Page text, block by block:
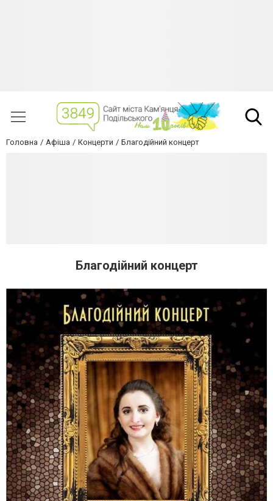
Головна Афіша Концерти Благодійний концерт
Благодійний концерт